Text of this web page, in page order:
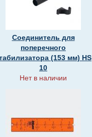
Соединитель для
поперечного
(153 мм) HS
10
Нет в наличии